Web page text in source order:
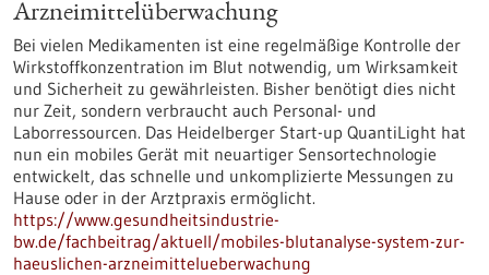
Arzneimittelüberwachung
Bei vielen Medikamenten ist eine regelmäßige Kontrolle der
Wirkstoffkonzentration im Blut notwendig, um Wirksamkeit
und Sicherheit zu gewährleisten. Bisher benötigt dies nicht
nur Zeit, sondern verbraucht auch Personal- und
Laborressourcen. Das Heidelberger Start-up QuantiLight hat
nun ein mobiles Gerät mit neuartiger Sensortechnologie
entwickelt, das schnelle und unkomplizierte Messungen zu
Hause oder in der Arztpraxis ermöglicht.
https://www.gesundheitsindustrie-
bw.de/fachbeitrag/aktuell/mobiles-blutanalyse-system-zur-
haeuslichen-arzneimittelueberwachung